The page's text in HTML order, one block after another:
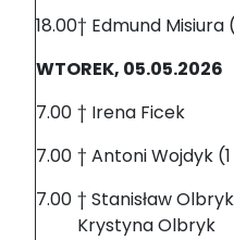
18.00† Edmund Misiura
WTOREK, 05.05.2026
7.00 † Irena Ficek
7.00 † Antoni Wojdyk
7.00 † Stanisław
Krystyna Olbryk